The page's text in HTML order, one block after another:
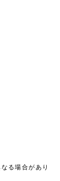
る場合があり